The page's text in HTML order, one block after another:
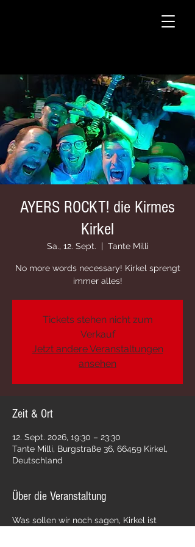
AYERS ROCKT! die Kirmes
Kirkel
Sa., 12. Sept.
  |
Tante Milli
No more words necessary! Kirkel sprengt
immer alles!
Tickets stehen nicht zum
Verkauf
Jetzt andere Veranstaltungen
ansehen
Zeit & Ort
12. Sept. 2026, 19:30 – 23:30
Tante Milli, Burgstraße 36, 66459 Kirkel,
Deutschland
Über die Veranstaltung
Was sollen wir noch sagen, Kirkel ist